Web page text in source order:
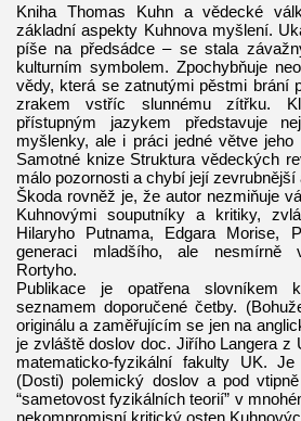
Kniha Thomas Kuhn a vědecké
základní aspekty Kuhnova myšlení.
píše na předsádce – se stala
kulturním symbolem. Zpochybňuje
vědy, která se zatnutými pěstmi brání
zrakem vstříc slunnému zítřku.
přístupným jazykem představuje
myšlenky, ale i práci jedné větve jeho
Samotné knize Struktura vědeckých
málo pozornosti a chybí její zevrubnější
Škoda rovněž je, že autor nezmiňuje
Kuhnovými souputníky a kritiky,
Hilaryho Putnama, Edgara Morise,
generaci mladšího, ale nesmírně
Rortyho.
Publikace je opatřena slovníkem
seznamem doporučené četby.
originálu a zaměřujícím se jen na
je zvláště doslov doc. Jiřího Langera z
matematicko-fyzikální fakulty UK.
(Dosti) polemický doslov a pod
“sametovost fyzikálních teorií” v
nekompromisní kritický osten